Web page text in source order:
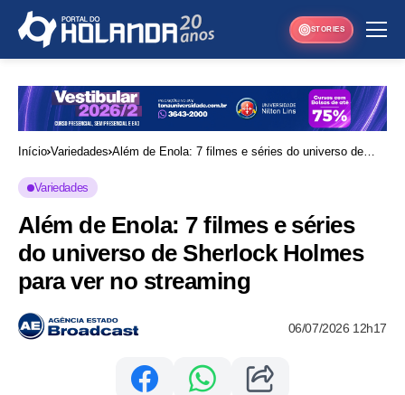
STORIES
Início Variedades Além de Enola: 7 filmes e séries do universo de
Variedades
Além de Enola: 7 filmes e séries
do universo de Sherlock Holmes
para ver no streaming
06/07/2026 12h17